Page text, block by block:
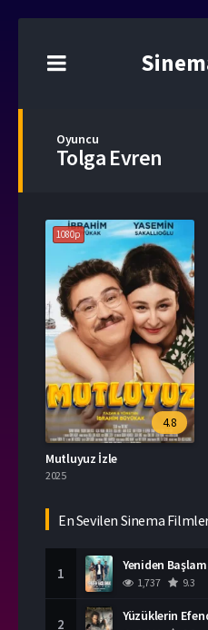
Oyuncu
Tolga Evren
1080p
4.8
Mutluyuz İzle
2025
En Sevilen Sinema
1 Yeniden
1,737 9.3
2 Yüzüklerin